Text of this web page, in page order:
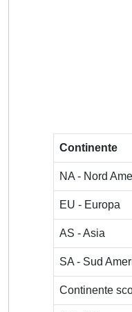
Continente
NA - Nord
EU - Europa
AS - Asia
SA - Sud
Continente